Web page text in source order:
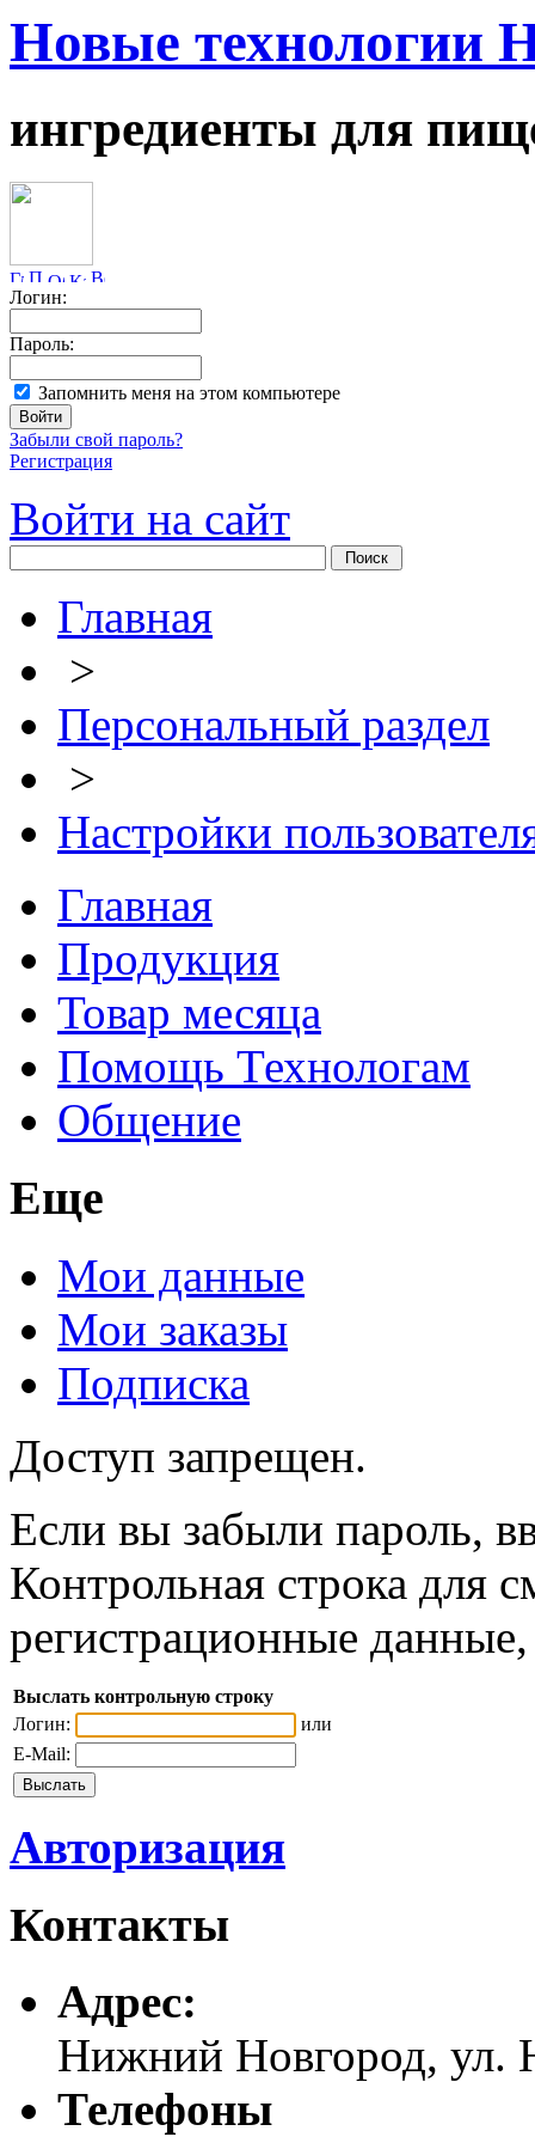
Новые технологии
ингредиенты для
Логин:
Пароль:
Запомнить меня на этом компьютере
Забыли свой пароль?
Регистрация
Войти на сайт
Главная
>
Персональный раздел
>
Настройки
Главная
Продукция
Товар месяца
Помощь Технологам
Общение
Еще
Мои данные
Мои заказы
Подписка
Доступ запрещен.
Если вы забыли пароль,
Контрольная строка для
регистрационные
Выслать контрольную строку
Логин:
или
E-Mail:
Авторизация
Контакты
Адреc:
Нижний Новгород, ул.
Телефоны